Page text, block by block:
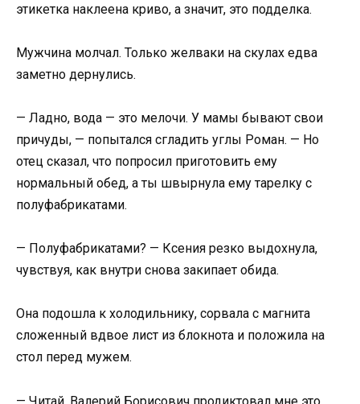
этикетка наклеена криво, а значит, это подделка.
Мужчина молчал. Только желваки на скулах едва
заметно дернулись.
— Ладно, вода — это мелочи. У мамы бывают свои
причуды, — попытался сгладить углы Роман. — Но
отец сказал, что попросил приготовить ему
нормальный обед, а ты швырнула ему тарелку с
полуфабрикатами.
— Полуфабрикатами? — Ксения резко выдохнула,
чувствуя, как внутри снова закипает обида.
Она подошла к холодильнику, сорвала с магнита
сложенный вдвое лист из блокнота и положила на
стол перед мужем.
— Читай. Валерий Борисович продиктовал мне это.